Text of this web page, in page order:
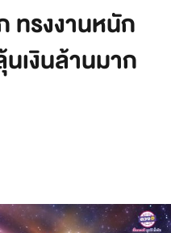
ทรงงานหนัก
เงินล้านมาก